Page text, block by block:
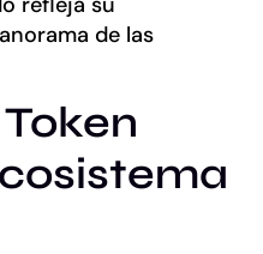
de las